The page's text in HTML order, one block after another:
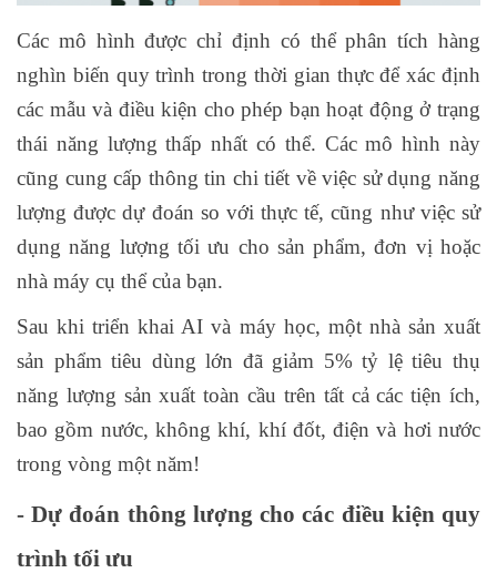
Các mô hình được chỉ định có thể phân tích hàng
nghìn biến quy trình trong thời gian thực để xác định
các mẫu và điều kiện cho phép bạn hoạt động ở trạng
thái năng lượng thấp nhất có thể. Các mô hình này
cũng cung cấp thông tin chi tiết về việc sử dụng năng
lượng được dự đoán so với thực tế, cũng như việc sử
dụng năng lượng tối ưu cho sản phẩm, đơn vị hoặc
nhà máy cụ thể của bạn.
Sau khi triển khai AI và máy học, một nhà sản xuất
sản phẩm tiêu dùng lớn đã giảm 5% tỷ lệ tiêu thụ
năng lượng sản xuất toàn cầu trên tất cả các tiện ích,
bao gồm nước, không khí, khí đốt, điện và hơi nước
trong vòng một năm!
- Dự đoán thông lượng cho các điều kiện quy
trình tối ưu